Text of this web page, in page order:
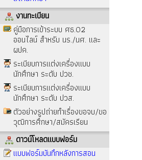
งานทะเบียน
คู่มือการเข้าระบบ ศธ.02
ออนไลน์ สำหรับ นร./นศ. และ
ผปค.
ระเบียบการแต่งเครื่องแบบ
นักศึกษา ระดับ ปวช.
ระเบียบการแต่งเครื่องแบบ
นักศึกษา ระดับ ปวส.
ตัวอย่างรูปถ่ายทำเรื่องขอจบ/ขอ
วุฒิการศึกษา/สมัครเรียน
ดาวน์โหลดแบบฟอร์ม
แบบฟอร์มบันทึกหลังการสอน